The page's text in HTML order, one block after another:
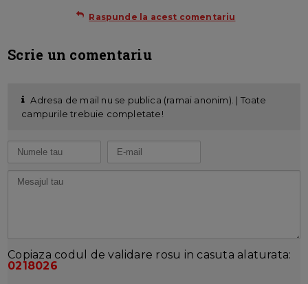
Raspunde la acest comentariu
Scrie un comentariu
Adresa de mail nu se publica (ramai anonim). | Toate
campurile trebuie completate!
Copiaza codul de validare rosu in casuta alaturata:
0218026